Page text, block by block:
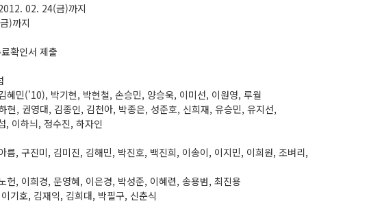
02. 24(금)까지
)까지
확인서 제출
민('10), 박기현, 박현철, 손승민, 양승욱, 이미선, 이원영, 루월
현, 권영대, 김종인, 김천아, 박종은, 성준호, 신희재, 유승민, 유지선,
진, 하자인
름, 구진미, 김미진, 김해민, 박진호, 백진희, 이송이, 이지민, 이희원, 조벼리,
헌, 이희경, 문영혜, 이은경, 박성준, 이혜련, 송용범, 최진용
기호, 김재익, 김희대, 박필구, 신춘식